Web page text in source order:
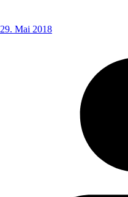
29. Mai 2018